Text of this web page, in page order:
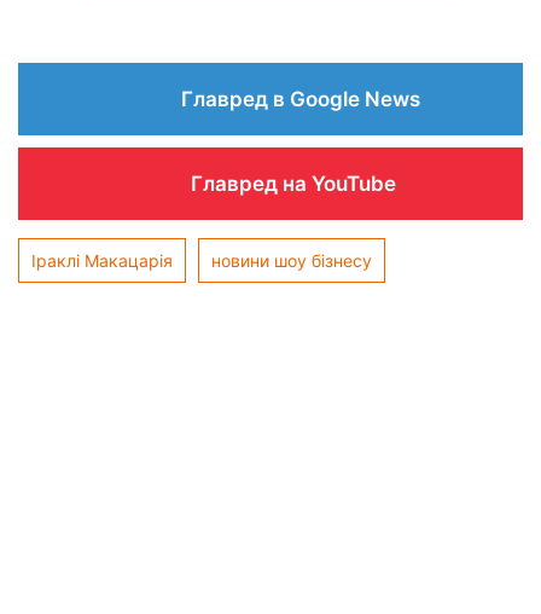
Главред в Google News
Главред на YouTube
Іраклі Макацарія новини шоу бізнесу